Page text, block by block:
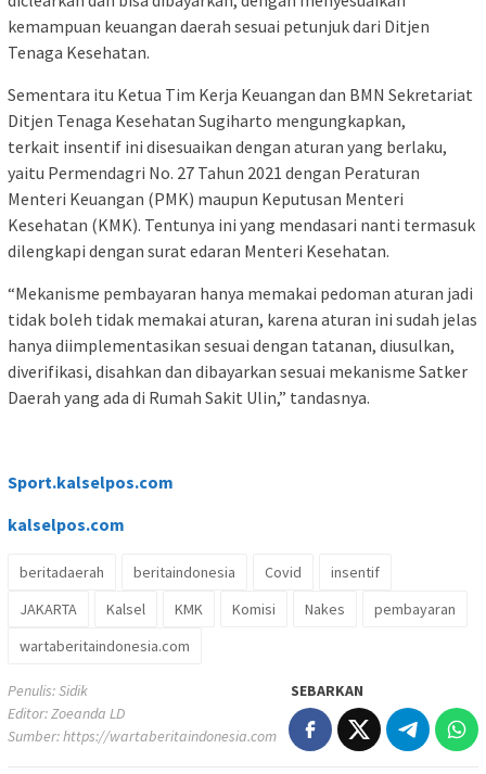
kemampuan keuangan daerah sesuai petunjuk dari Ditjen
Tenaga Kesehatan.
Sementara itu Ketua Tim Kerja Keuangan dan BMN Sekretariat
Ditjen Tenaga Kesehatan Sugiharto mengungkapkan,
terkait insentif ini disesuaikan dengan aturan yang berlaku,
yaitu Permendagri No. 27 Tahun 2021 dengan Peraturan
Menteri Keuangan (PMK) maupun Keputusan Menteri
Kesehatan (KMK). Tentunya ini yang mendasari nanti termasuk
dilengkapi dengan surat edaran Menteri Kesehatan.
“Mekanisme pembayaran hanya memakai pedoman aturan jadi
tidak boleh tidak memakai aturan, karena aturan ini sudah jelas
hanya diimplementasikan sesuai dengan tatanan, diusulkan,
diverifikasi, disahkan dan dibayarkan sesuai mekanisme Satker
Daerah yang ada di Rumah Sakit Ulin,” tandasnya.
Sport.kalselpos.com
kalselpos.com
beritadaerah beritaindonesia Covid
insentif
JAKARTA
Kalsel KMK Komisi Nakes
pembayaran
wartaberitaindonesia.com
Penulis: Sidik
Editor: Zoeanda LD
Sumber:https://wartaberitaindonesia.com
SEBARKAN